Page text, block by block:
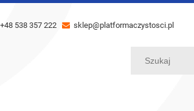
538 357 222 sklep@platformaczystosci.pl